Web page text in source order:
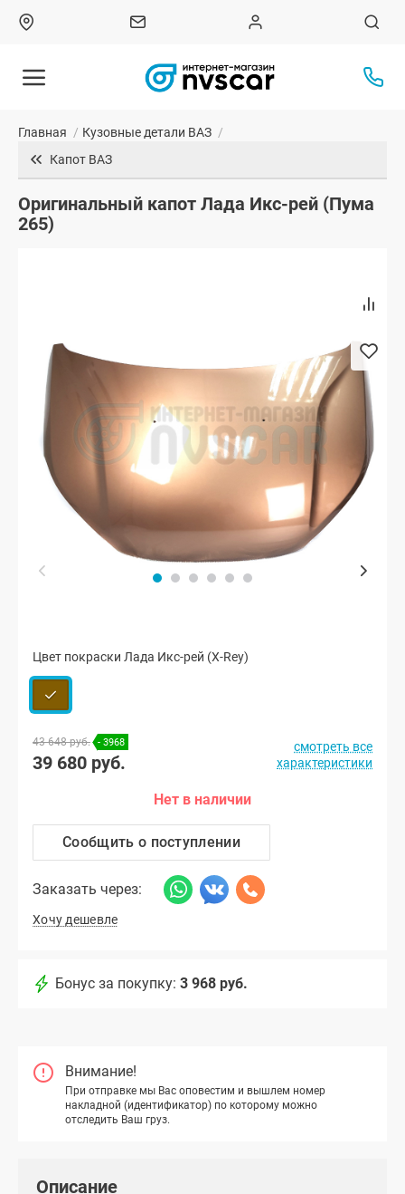
Главная / Кузовные детали ВАЗ /
Капот ВАЗ
Оригинальный капот Лада Икс-рей (Пума
265)
Цвет покраски Лада Икс-рей (X-Rey)
43 648 руб. - 3968
39 680 руб.
смотреть все
характеристики
Нет в наличии
Сообщить о поступлении
Заказать через:
Хочу дешевле
Бонус за покупку: 3 968 руб.
Внимание!
При отправке мы Вас оповестим и вышлем номер
накладной (идентификатор) по которому можно
отследить Ваш груз.
Описание